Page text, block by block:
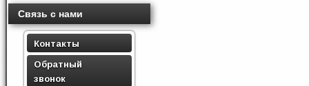
Связь с нами
Контакты
Обратный
звонок